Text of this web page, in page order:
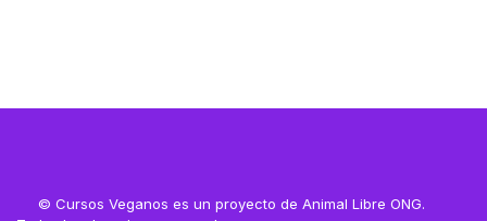
© Cursos Veganos es un proyecto de Animal Libre ONG.